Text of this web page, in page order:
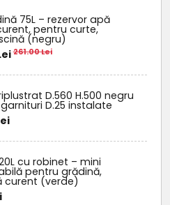
75L – rezervor apă
pentru curte,
(negru)
261.00 Lei
D.560 H.500 negru
D.25 instalate
cu robinet – mini
pentru grădină,
curent (verde)